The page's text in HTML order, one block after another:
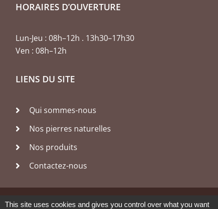
HORAIRES D’OUVERTURE
Lun-Jeu : 08h–12h . 13h30–17h30
Ven : 08h–12h
LIENS DU SITE
Qui sommes-nous
Nos pierres naturelles
Nos produits
Contactez-nous
© 2026, Constant & Fils Mentions Légales
This site uses cookies and gives you control over what you want